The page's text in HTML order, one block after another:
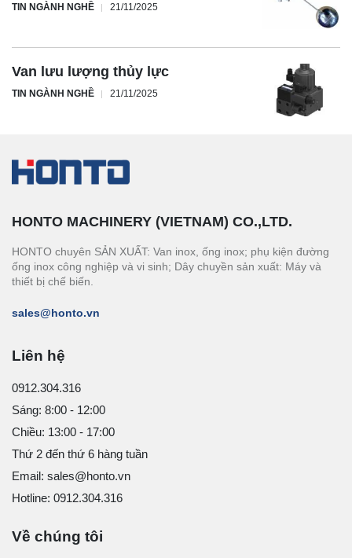
TIN NGÀNH NGHỀ 21/11/2025
Van lưu lượng thủy lực
TIN NGÀNH NGHỀ 21/11/2025
HONTO MACHINERY (VIETNAM) CO.,LTD.
HONTO chuyên SẢN XUẤT: Van inox, ống inox; phụ kiện đường
ống inox công nghiệp và vi sinh; Dây chuyền sản xuất: Máy và
thiết bị chế biến.
sales@honto.vn
Liên hệ
0912.304.316
Sáng: 8:00 - 12:00
Chiều: 13:00 - 17:00
Thứ 2 đến thứ 6 hàng tuần
Email: sales@honto.vn
Hotline: 0912.304.316
Về chúng tôi